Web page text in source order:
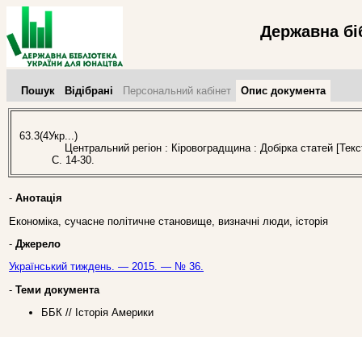
Державна
Пошук Відібрані Персональний кабінет Опис документа
63.3(4Укр...)
Центральний регіон : Кіровоградщина : Добірка статей
С. 14-30.
- Анотація
Економіка, сучасне політичне становище, визначні люди, історія
- Джерело
Український тиждень. — 2015. — № 36.
- Теми документа
ББК // Історія Америки